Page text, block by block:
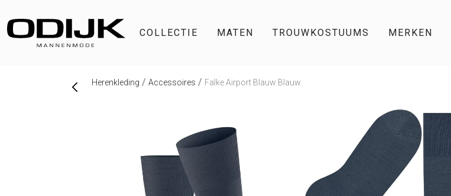
COLLECTIE MATEN TROUWKOSTUUMS MERKEN
Herenkleding Accessoires Falke Airport Blauw Blauw